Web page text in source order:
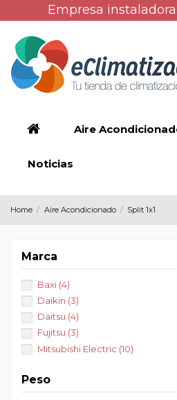
Empresa
Aire
Noticias
Home Aire Acondicionado Split 1x1
Marca
Baxi (4)
Daikin (3)
Daitsu (4)
Fujitsu (3)
Mitsubishi Electric (10)
Peso